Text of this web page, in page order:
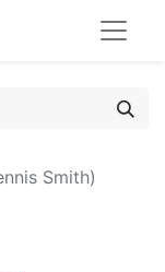
Smith)